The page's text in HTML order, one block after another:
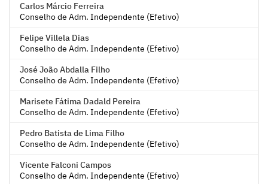
Carlos Márcio Ferreira
Conselho de Adm. Independente (Efetivo)
Felipe Villela Dias
Conselho de Adm. Independente (Efetivo)
José João Abdalla Filho
Conselho de Adm. Independente (Efetivo)
Marisete Fátima Dadald Pereira
Conselho de Adm. Independente (Efetivo)
Pedro Batista de Lima Filho
Conselho de Adm. Independente (Efetivo)
Vicente Falconi Campos
Conselho de Adm. Independente (Efetivo)